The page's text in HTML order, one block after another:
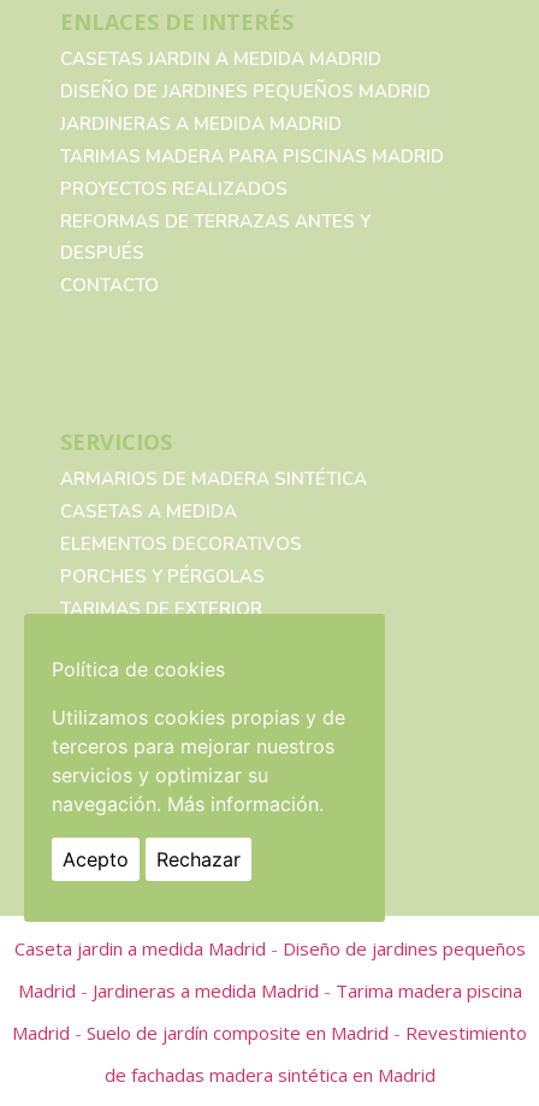
ENLACES DE INTERÉS
CASETAS JARDIN A MEDIDA MADRID
DISEÑO DE JARDINES PEQUEÑOS MADRID
JARDINERAS A MEDIDA MADRID
TARIMAS MADERA PARA PISCINAS MADRID
PROYECTOS REALIZADOS
REFORMAS DE TERRAZAS ANTES Y
DESPUÉS
CONTACTO
SERVICIOS
ARMARIOS DE MADERA SINTÉTICA
CASETAS A MEDIDA
ELEMENTOS DECORATIVOS
PORCHES Y PÉRGOLAS
TARIMAS DE EXTERIOR
POLÍTICAS
AVISO LEGAL
POLÍTICA DE PRIVACIDAD
POLÍTICA DE COOKIES
Caseta jardin a medida Madrid - Diseño de jardines pequeños
Madrid - Jardineras a medida Madrid - Tarima madera piscina
Madrid - Suelo de jardín composite en Madrid - Revestimiento
de fachadas madera sintética en Madrid
Política de cookies
Utilizamos cookies propias y de
terceros para mejorar nuestros
servicios y optimizar su
navegación. Más información.
Acepto Rechazar